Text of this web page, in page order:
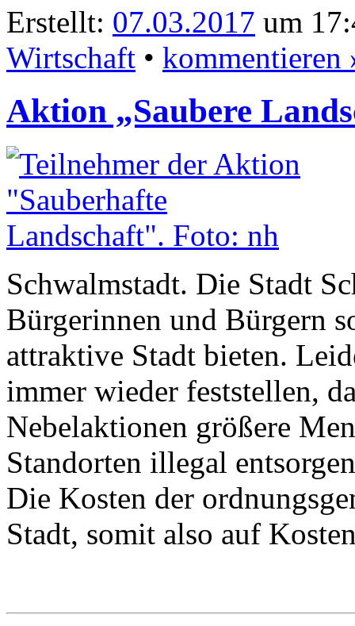
Erstellt: 07.03.2017 um
Wirtschaft • kommentieren
Aktion „Saubere
Schwalmstadt. Die Stadt
Bürgerinnen und Bürgern
attraktive Stadt bieten.
immer wieder feststellen,
Nebelaktionen größere
Standorten illegal
Die Kosten der
Stadt, somit also auf